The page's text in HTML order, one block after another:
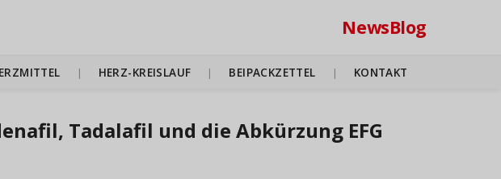
NewsBlog
| HERZ-KREISLAUF | BEIPACKZETTEL | KONTAKT
Tadalafil und die Abkürzung EFG